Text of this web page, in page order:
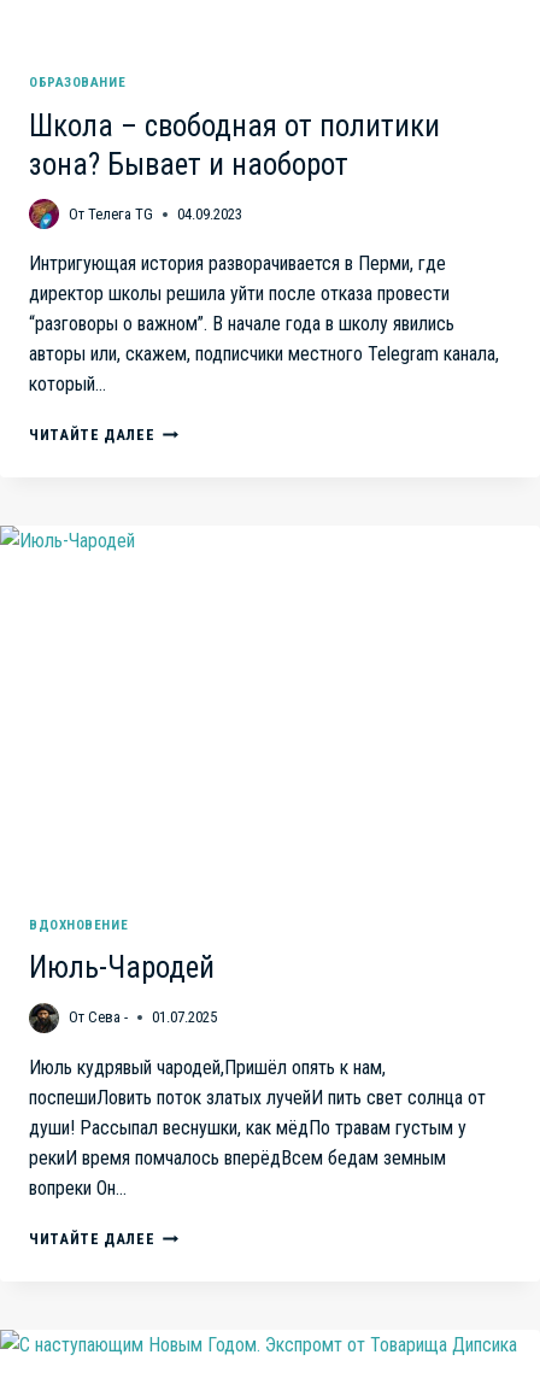
ОБРАЗОВАНИЕ
Школа – свободная от политики
зона? Бывает и наоборот
От Телега TG 04.09.2023
Интригующая история разворачивается в Перми, где
директор школы решила уйти после отказа провести
“разговоры о важном”. В начале года в школу явились
авторы или, скажем, подписчики местного Telegram канала,
который…
ЧИТАЙТЕ ДАЛЕЕ ШКОЛА
ВДОХНОВЕНИЕ
Июль-Чародей
От Сева - 01.07.2025
Июль кудрявый чародей,Пришёл опять к нам,
поспешиЛовить поток златых лучейИ пить свет солнца от
души! Рассыпал веснушки, как мёдПо травам густым у
рекиИ время помчалось вперёдВсем бедам земным
вопреки Он…
ЧИТАЙТЕ ДАЛЕЕ ИЮЛЬ-